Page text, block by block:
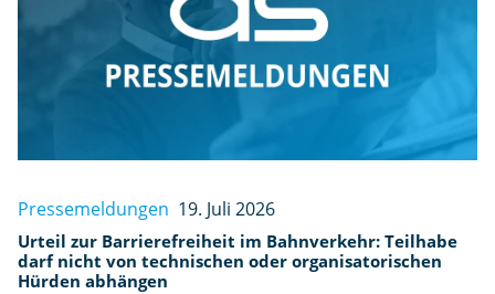
Pressemeldungen 19. Juli 2026
Urteil zur Barrierefreiheit im Bahnverkehr: Teilhabe
darf nicht von technischen oder organisatorischen
Hürden abhängen